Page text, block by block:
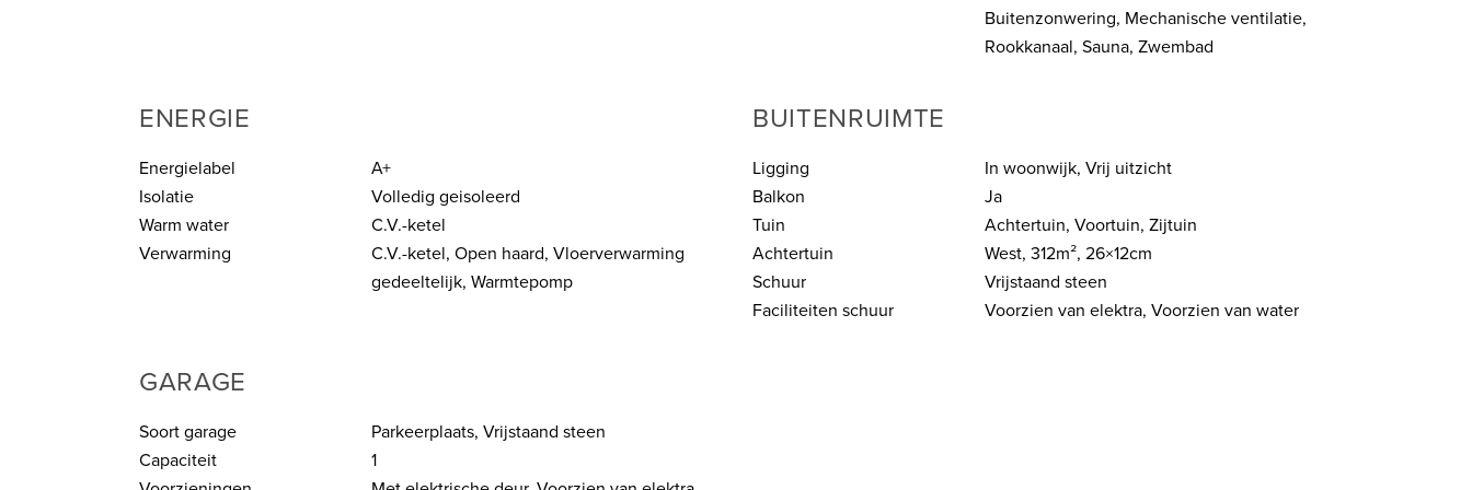
Buitenzonwering, Mechanische ventilatie,
Rookkanaal, Sauna, Zwembad
ENERGIE
Energielabel
A+
Isolatie
Volledig geisoleerd
Warm water
C.V.-ketel
Verwarming
C.V.-ketel, Open haard, Vloerverwarming
gedeeltelijk, Warmtepomp
BUITENRUIMTE
Ligging
In woonwijk, Vrij uitzicht
Balkon
Ja
Tuin
Achtertuin, Voortuin, Zijtuin
Achtertuin
West, 312m², 26×12cm
Schuur
Vrijstaand steen
Faciliteiten schuur
Voorzien van elektra, Voorzien van water
GARAGE
Soort garage
Parkeerplaats, Vrijstaand steen
Capaciteit
1